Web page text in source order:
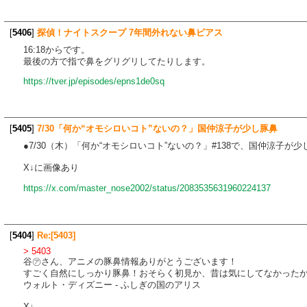
[5406] 探偵！ナイトスクープ 7年間外れない鼻ピアス
16:18からです。
最後の方で指で鼻をグリグリしてたりします。
https://tver.jp/episodes/epns1de0sq
[5405] 7/30「何か“オモシロいコト”ないの？」国仲涼子が少し豚鼻
●7/30（木）「何か“オモシロいコト”ないの？」#138で、国仲涼子が少
X↓に画像あり
https://x.com/master_nose2002/status/2083535631960224137
[5404] Re:[5403]
> 5403
谷㋐さん、アニメの豚鼻情報ありがとうございます！
すごく自然にしっかり豚鼻！おそらく初見か、昔は気にしてなかったか
ウォルト・ディズニー - ふしぎの国のアリス